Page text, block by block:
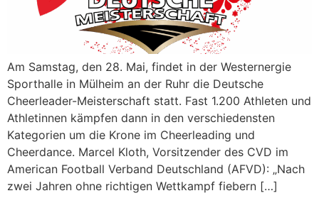
Am Samstag, den 28. Mai, findet in der Westernergie
Sporthalle in Mülheim an der Ruhr die Deutsche
Cheerleader-Meisterschaft statt. Fast 1.200 Athleten und
Athletinnen kämpfen dann in den verschiedensten
Kategorien um die Krone im Cheerleading und
Cheerdance. Marcel Kloth, Vorsitzender des CVD im
American Football Verband Deutschland (AFVD): „Nach
zwei Jahren ohne richtigen Wettkampf fiebern […]